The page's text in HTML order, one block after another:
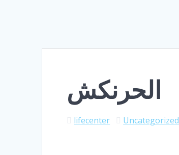
الحرنكش
lifecenter Uncategorized